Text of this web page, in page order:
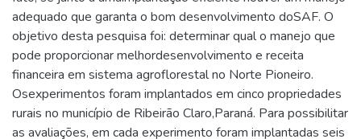
adequado que garanta o bom desenvolvimento doSAF. O
objetivo desta pesquisa foi: determinar qual o manejo que
pode proporcionar melhordesenvolvimento e receita
financeira em sistema agroflorestal no Norte Pioneiro.
Osexperimentos foram implantados em cinco propriedades
rurais no município de Ribeirão Claro,Paraná. Para possibilitar
as avaliações, em cada experimento foram implantadas seis